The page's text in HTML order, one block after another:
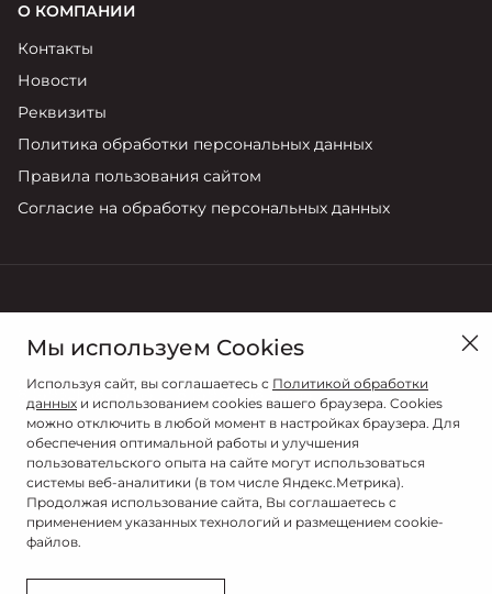
О КОМПАНИИ
Контакты
Новости
Реквизиты
Политика обработки персональных данных
Правила пользования сайтом
Согласие на обработку персональных данных
8 (4932) 58-45-54 8 (4932) 58-45-54
© 2026
© РАДАР
Мы используем Cookies
Используя сайт, вы соглашаетесь с Политикой обработки
данных и использованием cookies вашего браузера. Cookies
можно отключить в любой момент в настройках браузера. Для
обеспечения оптимальной работы и улучшения
пользовательского опыта на сайте могут использоваться
системы веб-аналитики (в том числе Яндекс.Метрика).
Продолжая использование сайта, Вы соглашаетесь с
применением указанных технологий и размещением cookie-
файлов.